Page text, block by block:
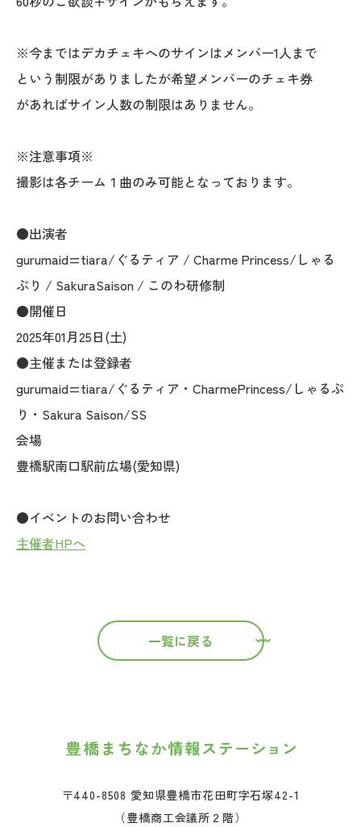
※今まではデカチェキへのサインはメンバー1人まで
という制限がありましたが希望メンバーのチェキ券
があればサイン人数の制限はありません。
※注意事項※
撮影は各チーム１曲のみ可能となっております。
●出演者
gurumaid=tiara/ぐるティア / Charme Princess/しゃる
ぷり / SakuraSaison / このわ研修制
●開催日
2025年01月25日(土)
●主催または登録者
gurumaid=tiara/ぐるティア・CharmePrincess/しゃるぷ
り・Sakura Saison/SS
会場
豊橋駅南口駅前広場(愛知県)
●イベントのお問い合わせ
主催者HPへ
一覧に戻る
〒440-8508 愛知県豊橋市花田町字石塚42-1
（豊橋商工会議所２階）